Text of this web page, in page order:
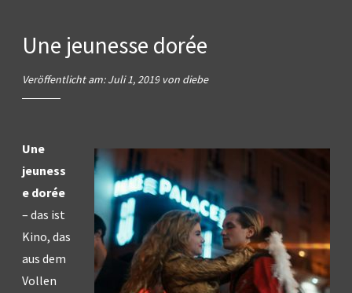
Une jeunesse dorée
Veröffentlicht am:Juli 1, 2019 von diebe
Une
jeuness
e dorée
– das ist
Kino, das
aus dem
Vollen